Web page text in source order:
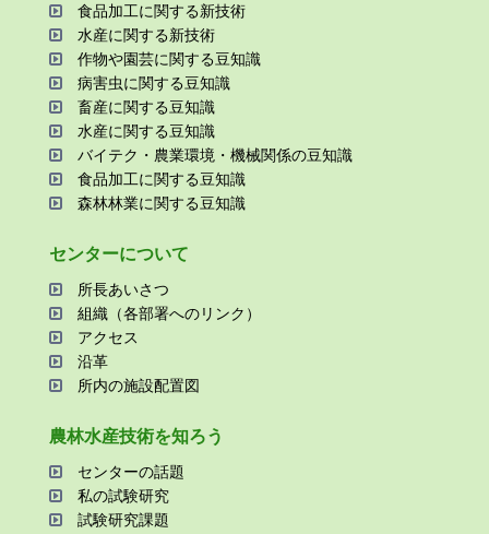
⾷品加⼯に関する新技術
⽔産に関する新技術
作物や園芸に関する⾖知識
病害⾍に関する⾖知識
畜産に関する⾖知識
⽔産に関する⾖知識
バイテク・農業環境・機械関係の⾖知識
⾷品加⼯に関する⾖知識
森林林業に関する⾖知識
センターについて
所⻑あいさつ
組織（各部署へのリンク）
アクセス
沿⾰
所内の施設配置図
農林⽔産技術を知ろう
センターの話題
私の試験研究
試験研究課題